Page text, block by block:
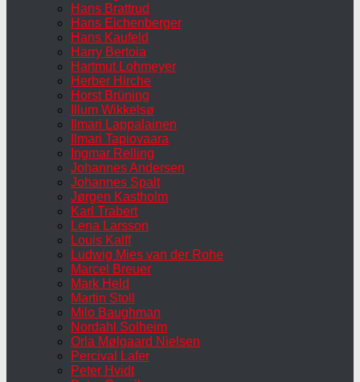
Hans Brattrud
Hans Eichenberger
Hans Kaufeld
Harry Bertoia
Hartmut Lohmeyer
Herber Hirche
Horst Brüning
Illum Wikkelsø
Ilmari Lappalainen
Ilmari Tapiovaara
Ingmar Relling
Johannes Andersen
Johannes Spalt
Jørgen Kastholm
Karl Trabert
Lena Larsson
Louis Kalff
Ludwig Mies van der Rohe
Marcel Breuer
Mark Held
Martin Stoll
Milo Baughman
Nordahl Solheim
Orla Mølgaard Nielsen
Percival Lafer
Peter Hvidt